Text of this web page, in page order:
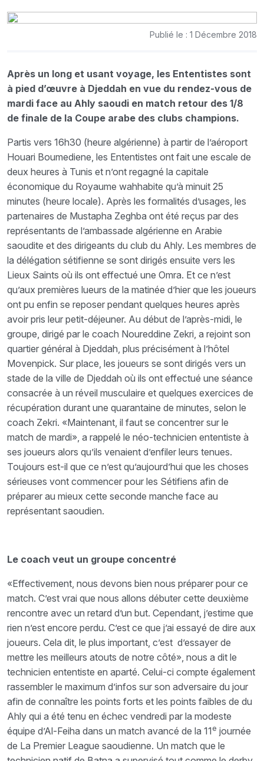
Publié le : 1 Décembre 2018
Après un long et usant voyage, les Ententistes sont
à pied d’œuvre à Djeddah en vue du rendez-vous de
mardi face au Ahly saoudi en match retour des 1/8
de finale de la Coupe arabe des clubs champions.
Partis vers 16h30 (heure algérienne) à partir de l’aéroport
Houari Boumediene, les Ententistes ont fait une escale de
deux heures à Tunis et n’ont regagné la capitale
économique du Royaume wahhabite qu’à minuit 25
minutes (heure locale). Après les formalités d’usages, les
partenaires de Mustapha Zeghba ont été reçus par des
représentants de l’ambassade algérienne en Arabie
saoudite et des dirigeants du club du Ahly. Les membres de
la délégation sétifienne se sont dirigés ensuite vers les
Lieux Saints où ils ont effectué une Omra. Et ce n’est
qu’aux premières lueurs de la matinée d’hier que les joueurs
ont pu enfin se reposer pendant quelques heures après
avoir pris leur petit-déjeuner. Au début de l’après-midi, le
groupe, dirigé par le coach Noureddine Zekri, a rejoint son
quartier général à Djeddah, plus précisément à l’hôtel
Movenpick. Sur place, les joueurs se sont dirigés vers un
stade de la ville de Djeddah où ils ont effectué une séance
consacrée à un réveil musculaire et quelques exercices de
récupération durant une quarantaine de minutes, selon le
coach Zekri. «Maintenant, il faut se concentrer sur le
match de mardi», a rappelé le néo-technicien ententiste à
ses joueurs alors qu’ils venaient d’enfiler leurs tenues.
Toujours est-il que ce n’est qu’aujourd’hui que les choses
sérieuses vont commencer pour les Sétifiens afin de
préparer au mieux cette seconde manche face au
représentant saoudien.
Le coach veut un groupe concentré
«Effectivement, nous devons bien nous préparer pour ce
match. C’est vrai que nous allons débuter cette deuxième
rencontre avec un retard d’un but. Cependant, j’estime que
rien n’est encore perdu. C’est ce que j’ai essayé de dire aux
joueurs. Cela dit, le plus important, c’est d’essayer de
mettre les meilleurs atouts de notre côté», nous a dit le
technicien ententiste en aparté. Celui-ci compte également
rassembler le maximum d’infos sur son adversaire du jour
afin de connaître les points forts et les points faibles de du
Ahly qui a été tenu en échec vendredi par la modeste
équipe d’Al-Feiha dans un match avancé de la 11 e journée
de La Premier League saoudienne. Un match que le